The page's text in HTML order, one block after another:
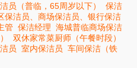
员（普临，65周岁以下）
保洁
保洁员、商场保洁员、银行保洁
管 保洁经理 海城普临商场保洁
双休家常菜厨师（午餐时段）
员 室内保洁员 车间保洁（铁